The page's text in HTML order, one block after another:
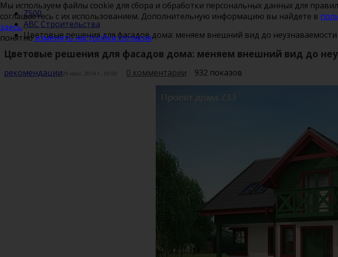
Z500
ABC Строительства
Цветовые решения для фасадов дома: меняем внешний вид до неузнаваемости
Цветовые решения для фасадов дома: меняем внешний вид до
рекомендации29 июл. 2014 г., 00:00 0 комментарии 932 показов
Мы используем файлы cookie для сбора и обработки персональных данных для
соглашаетесь с их использованием. Дополнительную информацию вы найдете в
здесь.
понятноизменить настройки согласия